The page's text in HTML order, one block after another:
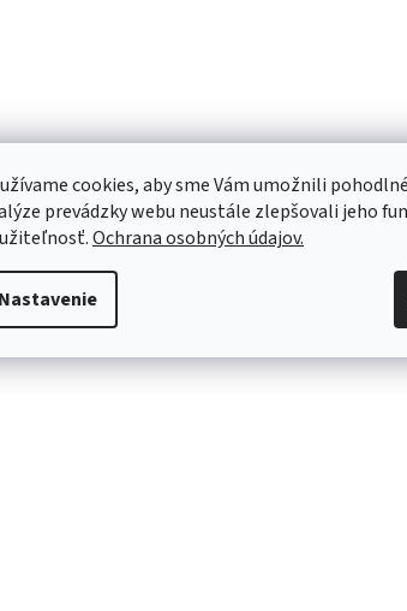
cookies, aby sme Vám umožnili
prevádzky webu neustále zlepšovali jeho
Ochrana osobných údajov.
Nastavenie